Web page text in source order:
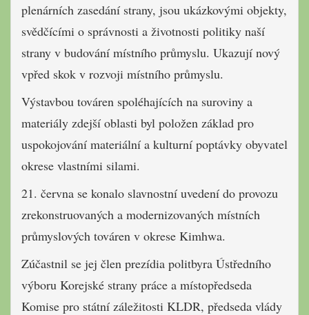
plenárních zasedání strany, jsou ukázkovými objekty,
svědčícími o správnosti a životnosti politiky naší
strany v budování místního průmyslu. Ukazují nový
vpřed skok v rozvoji místního průmyslu.
Výstavbou továren spoléhajících na suroviny a
materiály zdejší oblasti byl položen základ pro
uspokojování materiální a kulturní poptávky obyvatel
okrese vlastními silami.
21. června se konalo slavnostní uvedení do provozu
zrekonstruovaných a modernizovaných místních
průmyslových továren v okrese Kimhwa.
Zúčastnil se jej člen prezídia politbyra Ústředního
výboru Korejské strany práce a místopředseda
Komise pro státní záležitosti KLDR, předseda vlády